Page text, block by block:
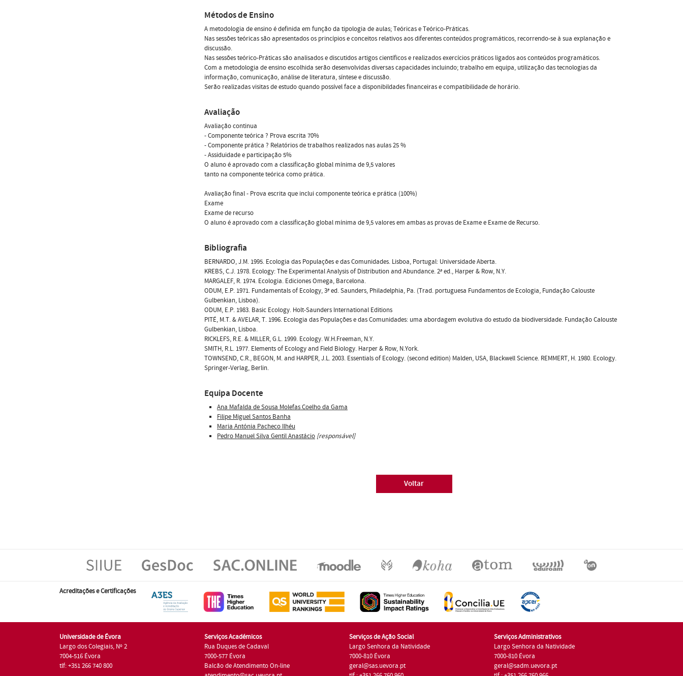
Métodos de Ensino
A metodologia de ensino é definida em função da tipologia de aulas; Teóricas e Teórico-Práticas.
Nas sessões teóricas são apresentados os princípios e conceitos relativos aos diferentes conteúdos programáticos, recorrendo-se à sua explanação e
discussão.
Nas sessões teórico-Práticas são analisados e discutidos artigos científicos e realizados exercícios práticos ligados aos conteúdos programáticos.
Com a metodologia de ensino escolhida serão desenvolvidas diversas capacidades incluindo; trabalho em equipa, utilização das tecnologias da
informação, comunicação, análise de literatura, síntese e discussão.
Serão realizadas visitas de estudo quando possível face a disponibildades financeiras e compatibilidade de horário.
Avaliação
Avaliação continua
- Componente teórica ? Prova escrita 70%
- Componente prática ? Relatórios de trabalhos realizados nas aulas 25 %
- Assiduidade e participação 5%
O aluno é aprovado com a classificação global mínima de 9,5 valores
tanto na componente teórica como prática.
Avaliação final - Prova escrita que inclui componente teórica e prática (100%)
Exame
Exame de recurso
O aluno é aprovado com a classificação global mínima de 9,5 valores em ambas as provas de Exame e Exame de Recurso.
Bibliografia
BERNARDO, J.M. 1995. Ecologia das Populações e das Comunidades. Lisboa, Portugal: Universidade Aberta.
KREBS, C.J. 1978. Ecology: The Experimental Analysis of Distribution and Abundance. 2ª ed., Harper & Row, N.Y.
MARGALEF, R. 1974. Ecologia. Ediciones Omega, Barcelona.
ODUM, E.P. 1971. Fundamentals of Ecology, 3ª ed. Saunders, Philadelphia, Pa. (Trad. portuguesa Fundamentos de Ecologia, Fundação Calouste
Gulbenkian, Lisboa).
ODUM, E.P. 1983. Basic Ecology. Holt-Saunders International Editions
PITÉ, M.T. & AVELAR, T. 1996. Ecologia das Populações e das Comunidades: uma abordagem evolutiva do estudo da biodiversidade. Fundação Calouste
Gulbenkian, Lisboa.
RICKLEFS, R.E. & MILLER, G.L. 1999. Ecology. W.H.Freeman, N.Y.
SMITH, R.L. 1977. Elements of Ecology and Field Biology. Harper & Row, N.York.
TOWNSEND, C.R., BEGON, M. and HARPER, J.L. 2003. Essentials of Ecology. (second edition) Malden, USA, Blackwell Science. REMMERT, H. 1980. Ecology.
Springer-Verlag, Berlin.
Equipa Docente
Ana Mafalda de Sousa Molefas Coelho da Gama
Filipe Miguel Santos Banha
Maria Antónia Pacheco Ilhéu
Pedro Manuel Silva Gentil Anastácio [responsável]
Voltar
Acreditações e Certificações
Universidade de Évora
Largo dos Colegiais, Nº 2
7004-516 Évora
tlf: +351 266 740 800
Serviços Académicos
Rua Duques de Cadaval
7000-577 Évora
Balcão de Atendimento On-line
Serviços de Ação Social
Largo Senhora da Natividade
7000-810 Évora
geral@sas.uevora.pt
Serviços Administrativos
Largo Senhora da Natividade
7000-810 Évora
geral@sadm.uevora.pt